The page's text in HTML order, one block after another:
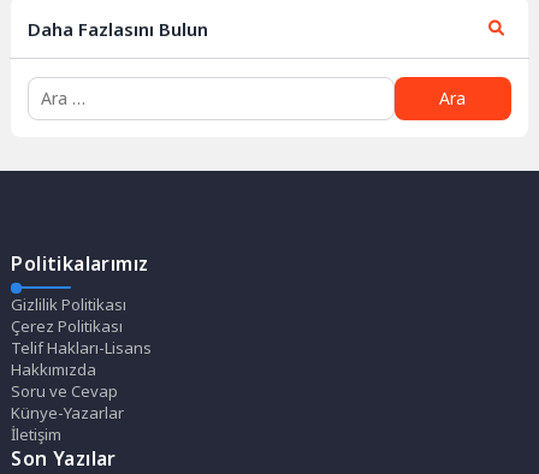
Daha Fazlasını Bulun
Politikalarımız
Gizlilik Politikası
Çerez Politikası
Telif Hakları-Lisans
Hakkımızda
Soru ve Cevap
Künye-Yazarlar
İletişim
Son Yazılar